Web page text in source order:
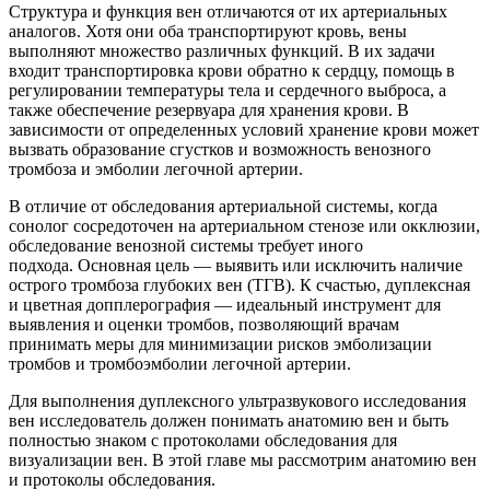
Структура и функция вен отличаются от их артериальных
аналогов. Хотя они оба транспортируют кровь, вены
выполняют множество различных функций. В их задачи
входит транспортировка крови обратно к сердцу, помощь в
регулировании температуры тела и сердечного выброса, а
также обеспечение резервуара для хранения крови. В
зависимости от определенных условий хранение крови может
вызвать образование сгустков и возможность венозного
тромбоза и эмболии легочной артерии.
В отличие от обследования артериальной системы, когда
сонолог сосредоточен на артериальном стенозе или окклюзии,
обследование венозной системы требует иного
подхода. Основная цель — выявить или исключить наличие
острого тромбоза глубоких вен (ТГВ). К счастью, дуплексная
и цветная допплерография — идеальный инструмент для
выявления и оценки тромбов, позволяющий врачам
принимать меры для минимизации рисков эмболизации
тромбов и тромбоэмболии легочной артерии.
Для выполнения дуплексного ультразвукового исследования
вен исследователь должен понимать анатомию вен и быть
полностью знаком с протоколами обследования для
визуализации вен. В этой главе мы рассмотрим анатомию вен
и протоколы обследования.